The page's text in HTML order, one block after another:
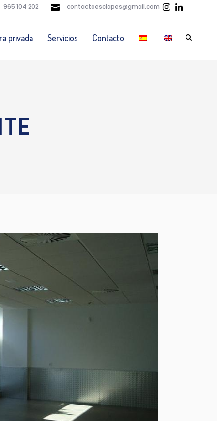
965 104 202 contactoesclapes@gmail.com
privada Servicios Contacto